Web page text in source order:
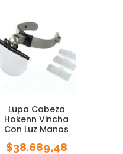
Lupa Cabeza
Hokenn Vincha
Con Luz Manos
Libres Local
$38.689,48